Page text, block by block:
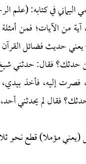
في كتابه: (علم
من الآيات؛ فمن
حديث فضائل
فقال: حدثني
إليه، فأخذ
فقال لم يحدثني أحد،
مؤملا) قطع نحو